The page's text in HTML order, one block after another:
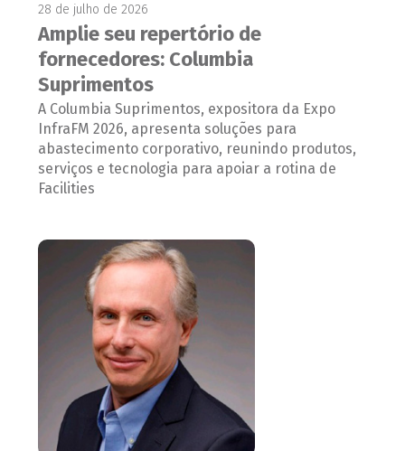
28 de julho de 2026
Amplie seu repertório de
fornecedores: Columbia
Suprimentos
A Columbia Suprimentos, expositora da Expo
InfraFM 2026, apresenta soluções para
abastecimento corporativo, reunindo produtos,
serviços e tecnologia para apoiar a rotina de
Facilities